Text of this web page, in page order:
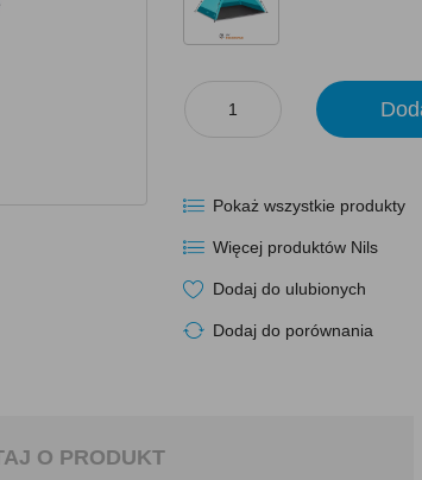
Pokaż wszystkie produkty
Więcej produktów Nils
Dodaj do ulubionych
Dodaj do porównania
O PRODUKT